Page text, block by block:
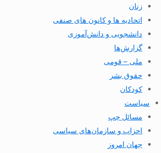
زنان
اتحادیه ها و کانون های صنفی
دانشجویی و دانش‌آموزی
گزارش‌ها
ملی – قومی
حقوق بشر
کودکان
سیاست
مسائل چپ
احزاب و سازمان‌های سیاسی
جهان امروز